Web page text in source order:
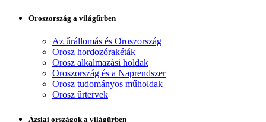
Oroszország a világűrben
Az űrállomás és Oroszország
Orosz hordozórakéták
Orosz alkalmazási holdak
Oroszország és a Naprendszer
Orosz tudományos műholdak
Orosz űrtervek
Ázsiai országok a világűrben